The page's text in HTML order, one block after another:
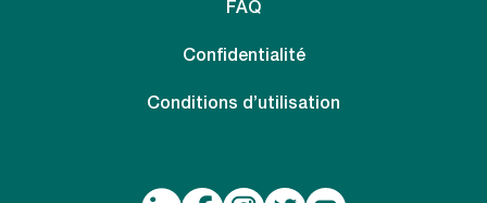
FAQ
Confidentialité
Conditions d’utilisation